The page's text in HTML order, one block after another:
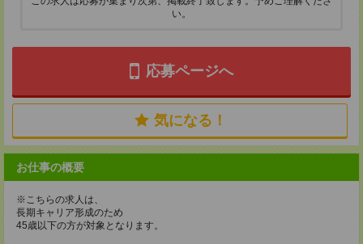
い。
応募ページへ
気になる！
お仕事の概要
※こちらの求人は、
長期キャリア形成のため
45歳以下の方が対象となります。